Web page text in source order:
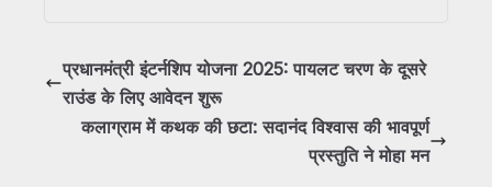
प्रधानमंत्री इंटर्नशिप योजना 2025: पायलट चरण के दूसरे
राउंड के लिए आवेदन शुरू
कलाग्राम में कथक की छटा: सदानंद विश्वास की भावपूर्ण
प्रस्तुति ने मोहा मन